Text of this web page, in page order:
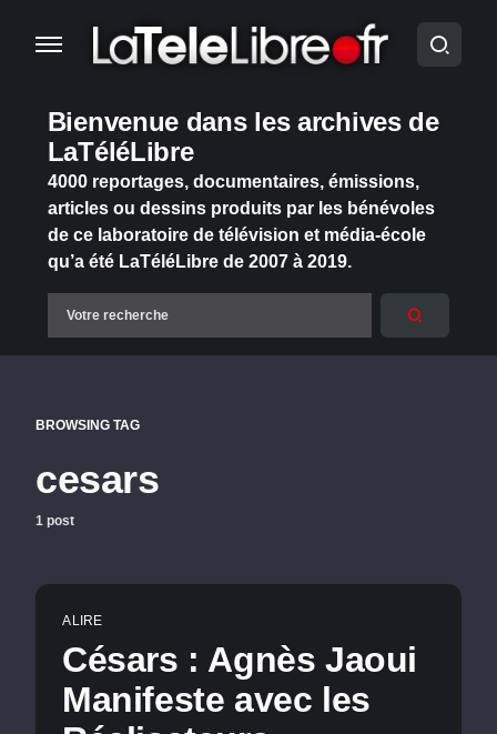
Bienvenue dans les archives de
LaTéléLibre
4000 reportages, documentaires, émissions,
articles ou dessins produits par les bénévoles
de ce laboratoire de télévision et média-école
qu’a été LaTéléLibre de 2007 à 2019.
BROWSING TAG
cesars
1 post
A LIRE
Césars : Agnès Jaoui
Manifeste avec les